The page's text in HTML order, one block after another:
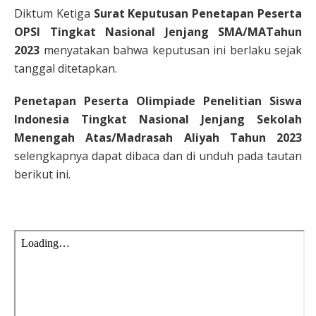
Diktum Ketiga Surat Keputusan Penetapan Peserta
OPSI Tingkat Nasional Jenjang SMA/MATahun
2023 menyatakan bahwa keputusan ini berlaku sejak
tanggal ditetapkan.
Penetapan Peserta Olimpiade Penelitian Siswa
Indonesia Tingkat Nasional Jenjang Sekolah
Menengah Atas/Madrasah Aliyah Tahun 2023
selengkapnya dapat dibaca dan di unduh pada tautan
berikut ini.